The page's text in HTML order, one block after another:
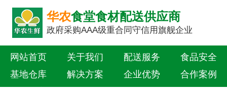
华农食堂食材配送供应商
政府采购AAA级重合同守信用旗舰企业
网站首页 关于我们 配送服务
食品安全
基地仓库
解决方案 企业优势
合作案例